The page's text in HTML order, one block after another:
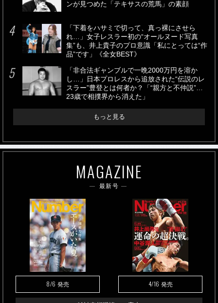
ンが見つめた「テキサスの荒馬」の素顔
「下着をハサミで切って、真っ裸にさせら
れ…」女子レスラー初の“オールヌード写真
集”も、井上貴子のプロ意識「私にとっては“作
品”です」《全女BEST》
「非合法ギャンブルで一晩2000万円を溶か
し…」日本プロレスから追放された“伝説のレ
スラー”豊登とは何者か？「“親方と不仲説”…
23歳で相撲界から消えた」
もっと見る
MAGAZINE
最新号
8/6 発売 4/16 発売